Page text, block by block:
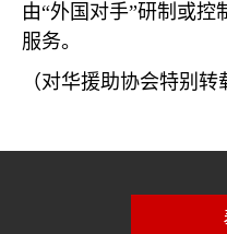
由“外国对手”研制或
服务。
（对华援助协会特别转